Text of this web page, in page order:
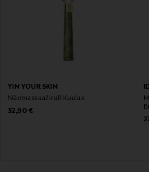
YIN YOUR SKIN
Näomassaažirull Kuulas
Original Price
32,90 €